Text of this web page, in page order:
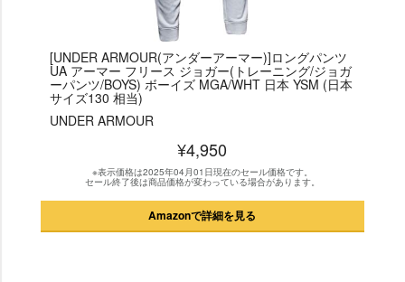
[UNDER ARMOUR(アンダーアーマー)]ロングパンツ
UA アーマー フリース ジョガー(トレーニング/ジョガ
ーパンツ/BOYS) ボーイズ MGA/WHT 日本 YSM (日本
サイズ130 相当)
UNDER ARMOUR
¥4,950
※表示価格は2025年04月01日現在のセール価格です。
セール終了後は商品価格が変わっている場合があります。
Amazonで詳細を見る